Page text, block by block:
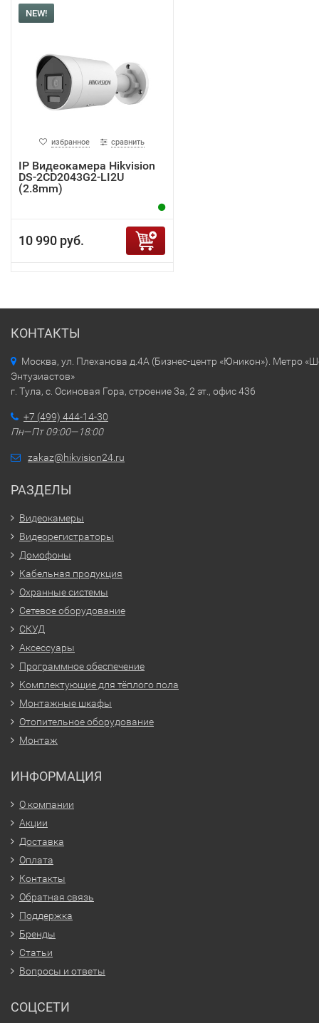
NEW!
избранное сравнить
IP Видеокамера Hikvision
DS-2CD2043G2-LI2U
(2.8mm)
10 990 руб.
КОНТАКТЫ
Москва, ул. Плеханова д.4А (Бизнес-центр «Юникон»). Метро
Энтузиастов»
г. Тула, с. Осиновая Гора, строение 3а, 2 эт., офис 436
+7 (499) 444-14-30
Пн—Пт 09:00—18:00
zakaz@hikvision24.ru
РАЗДЕЛЫ
Видеокамеры
Видеорегистраторы
Домофоны
Кабельная продукция
Охранные системы
Сетевое оборудование
СКУД
Аксессуары
Программное обеспечение
Комплектующие для тёплого пола
Монтажные шкафы
Отопительное оборудование
Монтаж
ИНФОРМАЦИЯ
О компании
Акции
Доставка
Оплата
Контакты
Обратная связь
Поддержка
Бренды
Статьи
Вопросы и ответы
СОЦСЕТИ